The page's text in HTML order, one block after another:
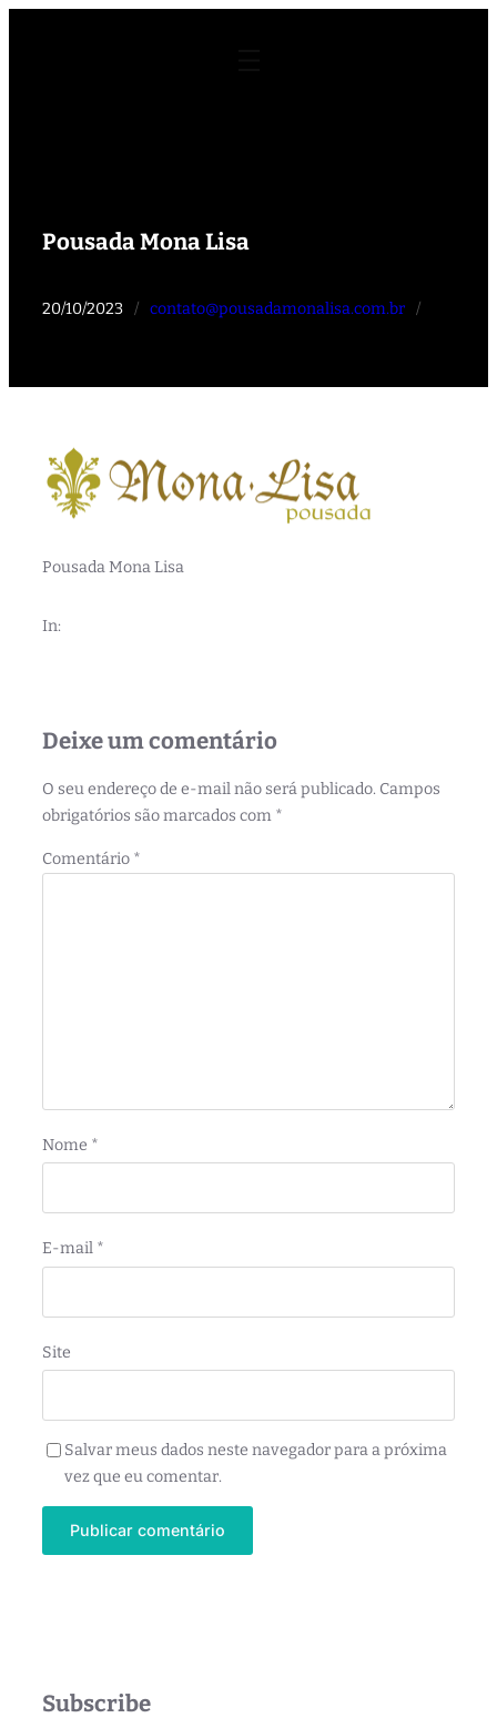
Pousada Mona Lisa
20/10/2023 / contato@pousadamonalisa.com.br /
Pousada Mona Lisa
In:
Deixe um comentário
O seu endereço de e-mail não será publicado. Campos
obrigatórios são marcados com *
Comentário *
Nome *
E-mail *
Site
Salvar meus dados neste navegador para a próxima
vez que eu comentar.
Subscribe